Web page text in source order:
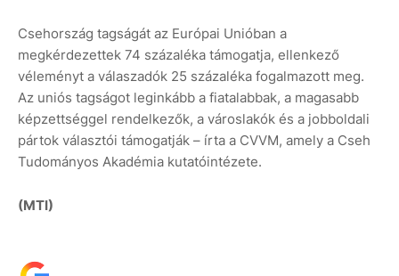
Csehország tagságát az Európai Unióban a
megkérdezettek 74 százaléka támogatja, ellenkező
véleményt a válaszadók 25 százaléka fogalmazott meg.
Az uniós tagságot leginkább a fiatalabbak, a magasabb
képzettséggel rendelkezők, a városlakók és a jobboldali
pártok választói támogatják – írta a CVVM, amely a Cseh
Tudományos Akadémia kutatóintézete.
(MTI)